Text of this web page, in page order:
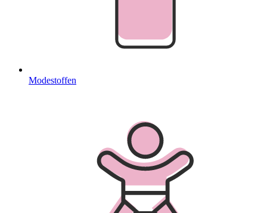
Modestoffen